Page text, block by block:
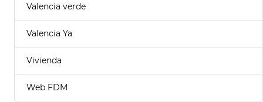
Valencia verde
Valencia Ya
Vivienda
Web FDM